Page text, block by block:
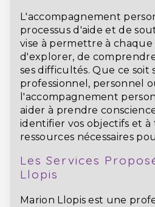
L'accompagnement
processus d'aide et de
vise à permettre à
d'explorer, de
ses difficultés. Que ce soit
professionnel, personnel
l'accompagnement
aider à prendre
identifier vos objectifs et
ressources nécessaires
Les Services
Llopis
Marion Llopis est une